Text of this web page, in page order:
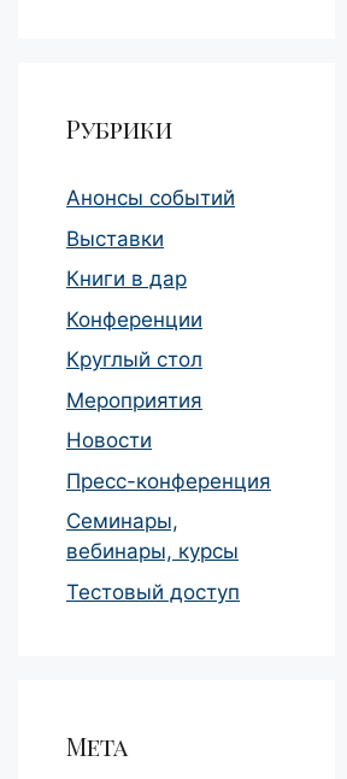
Рубрики
Анонсы событий
Выставки
Книги в дар
Конференции
Круглый стол
Мероприятия
Новости
Пресс-конференция
Семинары,
вебинары, курсы
Тестовый доступ
Мета